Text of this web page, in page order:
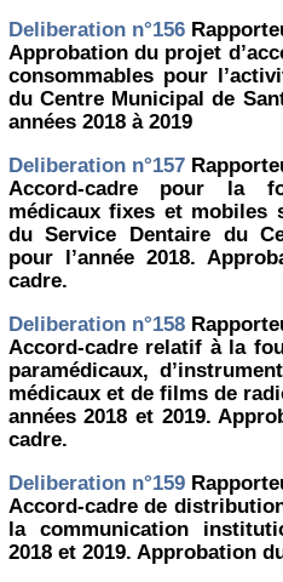
Deliberation n°156
Approbation du projet
consommables pour
du Centre Municipal de
années 2018 à 2019
Deliberation n°157
Accord-cadre pour la
médicaux fixes et mobiles
du Service Dentaire du
pour l’année 2018.
cadre.
Deliberation n°158
Accord-cadre relatif à la
paramédicaux,
médicaux et de films de
années 2018 et 2019.
cadre.
Deliberation n°159
Accord-cadre de
la communication
2018 et 2019. Approbation